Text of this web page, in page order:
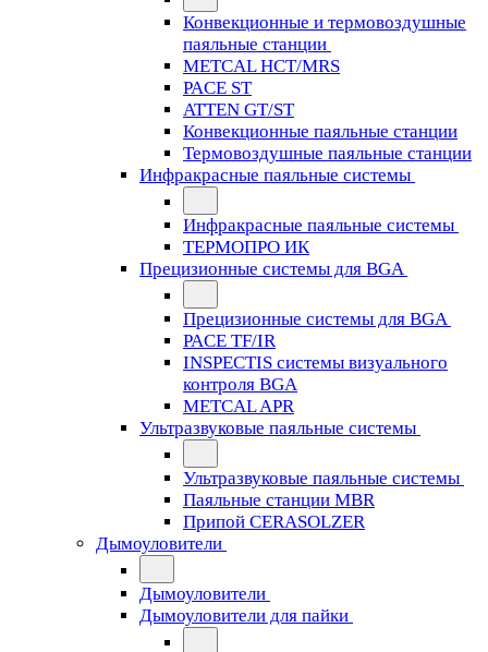
Конвекционные и термовоздушные
паяльные станции
METCAL HCT/MRS
PACE ST
ATTEN GT/ST
Конвекционные паяльные станции
Термовоздушные паяльные станции
Инфракрасные паяльные системы
Инфракрасные паяльные системы
ТЕРМОПРО ИК
Прецизионные системы для BGA
Прецизионные системы для BGA
PACE TF/IR
INSPECTIS системы визуального
контроля BGA
METCAL APR
Ультразвуковые паяльные системы
Ультразвуковые паяльные системы
Паяльные станции MBR
Припой CERASOLZER
Дымоуловители
Дымоуловители
Дымоуловители для пайки